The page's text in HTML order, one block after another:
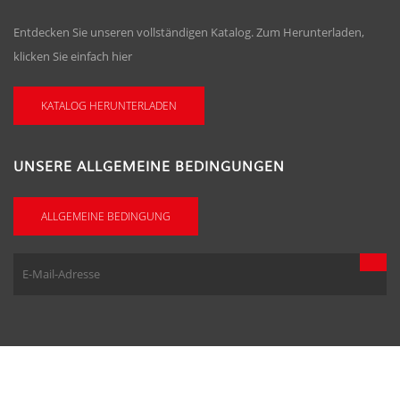
Entdecken Sie unseren vollständigen Katalog. Zum Herunterladen,
klicken Sie einfach hier
KATALOG HERUNTERLADEN
UNSERE ALLGEMEINE BEDINGUNGEN
ALLGEMEINE BEDINGUNG